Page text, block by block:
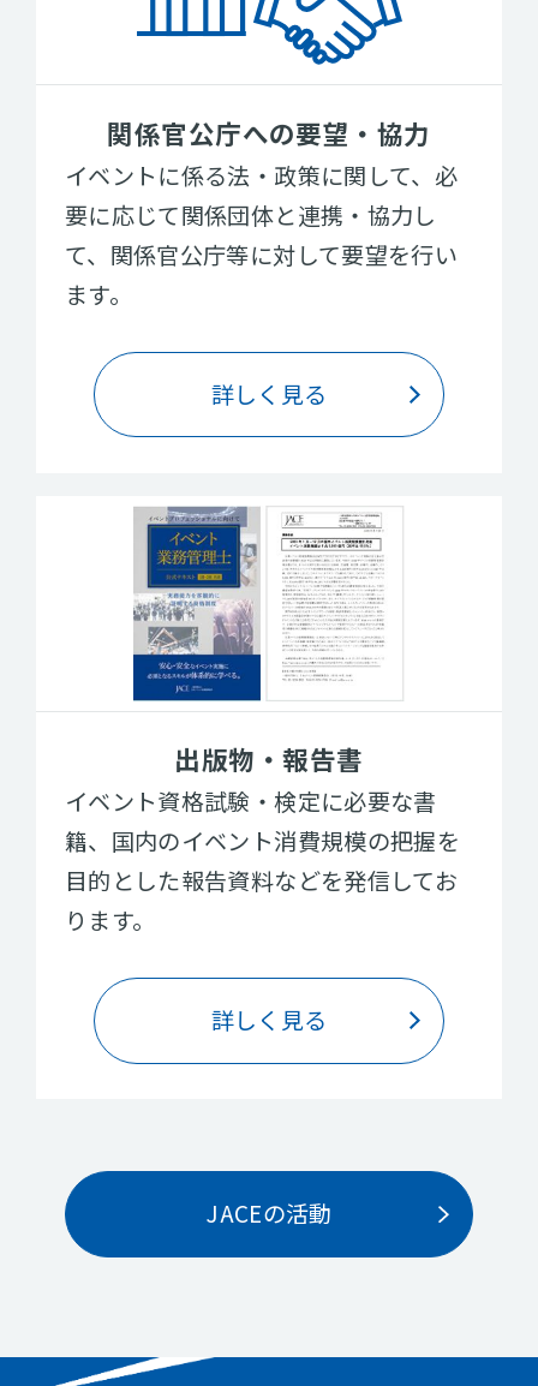
関係官公庁への要望・協力
イベントに係る法・政策に関して、必
要に応じて関係団体と連携・協力し
て、関係官公庁等に対して要望を行い
ます。
詳しく見る
出版物・報告書
イベント資格試験・検定に必要な書
籍、国内のイベント消費規模の把握を
目的とした報告資料などを発信してお
ります。
詳しく見る
JACEの活動